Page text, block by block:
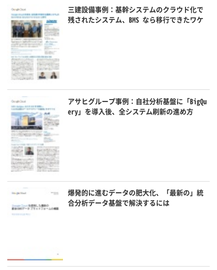
三建設備事例：基幹システムのクラウド化で
残されたシステム、BMS なら移行できたワケ
アサヒグループ事例：自社分析基盤に「BigQu
ery」を導入後、全システム刷新の進め方
爆発的に進むデータの肥大化、「最新の」統
合分析データ基盤で解決するには